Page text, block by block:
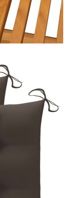
цел.
"Добави в
изберете броя
"Добави в
изберете броя
плаща
и
тях:
на
стойност до
стойността на
сума се
оскъпяване. За
се